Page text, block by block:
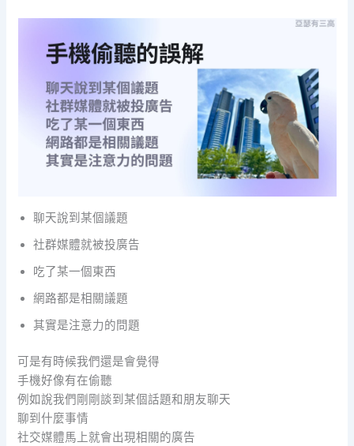
聊天說到某個議題
社群媒體就被投廣告
吃了某一個東西
網路都是相關議題
其實是注意力的問題
可是有時候我們還是會覺得
手機好像有在偷聽
例如說我們剛剛談到某個話題和朋友聊天
聊到什麼事情
社交媒體馬上就會出現相關的廣告